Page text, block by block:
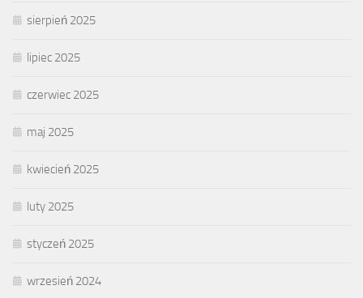
sierpień 2025
lipiec 2025
czerwiec 2025
maj 2025
kwiecień 2025
luty 2025
styczeń 2025
wrzesień 2024